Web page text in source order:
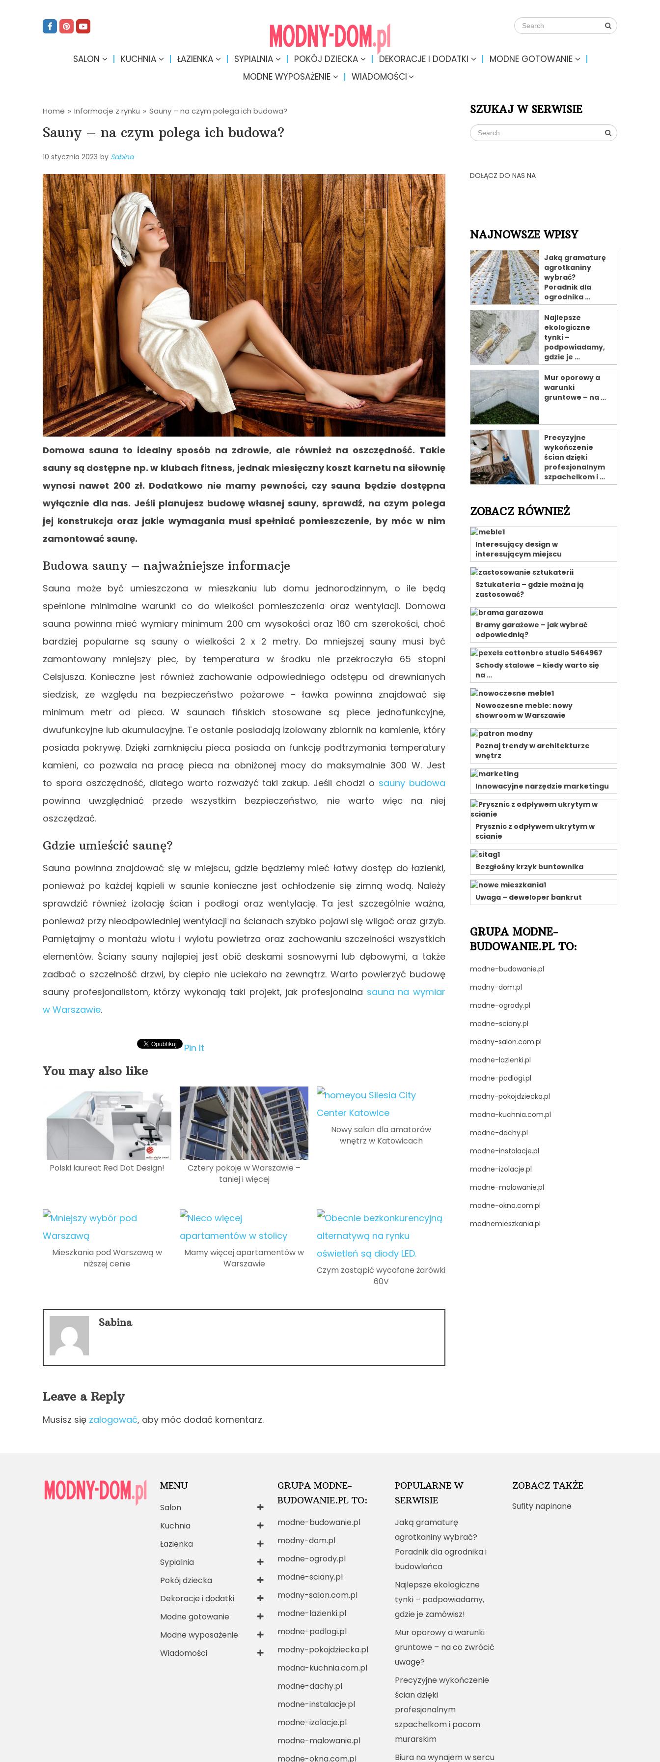
SALON KUCHNIA ŁAZIENKA SYPIALNIA POKÓJ DZIECKA DEKORACJE I DODATKI
MODNE GOTOWANIE
MODNE WYPOSAŻENIE
WIADOMOŚCI
Home » Informacje z rynku » Sauny – na czym polega ich budowa?
Sauny – na czym polega ich budowa?
10 stycznia 2023 by Sabina
Domowa sauna to idealny sposób na zdrowie, ale również na oszczędność. Takie
sauny są dostępne np. w klubach fitness, jednak miesięczny koszt karnetu na siłownię
wynosi nawet 200 zł. Dodatkowo nie mamy pewności, czy sauna będzie dostępna
wyłącznie dla nas. Jeśli planujesz budowę własnej sauny, sprawdź, na czym polega
jej konstrukcja oraz jakie wymagania musi spełniać pomieszczenie, by móc w nim
zamontować saunę.
Budowa sauny – najważniejsze informacje
Sauna może być umieszczona w mieszkaniu lub domu jednorodzinnym, o ile będą
spełnione minimalne warunki co do wielkości pomieszczenia oraz wentylacji. Domowa
sauna powinna mieć wymiary minimum 200 cm wysokości oraz 160 cm szerokości, choć
bardziej popularne są sauny o wielkości 2 x 2 metry. Do mniejszej sauny musi być
zamontowany mniejszy piec, by temperatura w środku nie przekroczyła 65 stopni
Celsjusza. Konieczne jest również zachowanie odpowiedniego odstępu od drewnianych
siedzisk, ze względu na bezpieczeństwo pożarowe – ławka powinna znajdować się
minimum metr od pieca. W saunach fińskich stosowane są piece jednofunkcyjne,
dwufunkcyjne lub akumulacyjne. Te ostanie posiadają izolowany zbiornik na kamienie, który
posiada pokrywę. Dzięki zamknięciu pieca posiada on funkcję podtrzymania temperatury
kamieni, co pozwala na pracę pieca na obniżonej mocy do maksymalnie 300 W. Jest
to spora oszczędność, dlatego warto rozważyć taki zakup. Jeśli chodzi o sauny budowa
powinna uwzględniać przede wszystkim bezpieczeństwo, nie warto więc na niej
oszczędzać.
Gdzie umieścić saunę?
Sauna powinna znajdować się w miejscu, gdzie będziemy mieć łatwy dostęp do łazienki,
ponieważ po każdej kąpieli w saunie konieczne jest ochłodzenie się zimną wodą. Należy
sprawdzić również izolację ścian i podłogi oraz wentylację. Ta jest szczególnie ważna,
ponieważ przy nieodpowiedniej wentylacji na ścianach szybko pojawi się wilgoć oraz grzyb.
Pamiętajmy o montażu wlotu i wylotu powietrza oraz zachowaniu szczelności wszystkich
elementów. Ściany sauny najlepiej jest obić deskami sosnowymi lub dębowymi, a także
zadbać o szczelność drzwi, by ciepło nie uciekało na zewnątrz. Warto powierzyć budowę
sauny profesjonalistom, którzy wykonają taki projekt, jak profesjonalna sauna na wymiar
w Warszawie.
Pin It
You may also like
Polski laureat Red Dot Design!
Cztery pokoje w Warszawie –
taniej i więcej
Nowy salon dla amatorów
wnętrz w Katowicach
Mieszkania pod Warszawą w
niższej cenie
Mamy więcej apartamentów w
Warszawie
Czym zastąpić wycofane żarówki
60V
Sabina
Leave a Reply
Musisz się zalogować, aby móc dodać komentarz.
SZUKAJ W SERWISIE
DOŁĄCZ DO NAS NA
NAJNOWSZE WPISY
Jaką gramaturę
agrotkaniny
wybrać?
Poradnik dla
ogrodnika …
Najlepsze
ekologiczne
tynki –
podpowiadamy,
gdzie je …
Mur oporowy a
warunki
gruntowe – na …
Precyzyjne
wykończenie
ścian dzięki
profesjonalnym
szpachelkom i …
ZOBACZ RÓWNIEŻ
Interesujący design w
interesującym miejscu
Sztukateria – gdzie można ją
zastosować?
Bramy garażowe – jak wybrać
odpowiednią?
Schody stalowe – kiedy warto się
na …
Nowoczesne meble: nowy
showroom w Warszawie
Poznaj trendy w architekturze
wnętrz
Innowacyjne narzędzie marketingu
Prysznic z odpływem ukrytym w
scianie
Bezgłośny krzyk buntownika
Uwaga – deweloper bankrut
GRUPA MODNE-
BUDOWANIE.PL TO:
modne-budowanie.pl
modny-dom.pl
modne-ogrody.pl
modne-sciany.pl
modny-salon.com.pl
modne-lazienki.pl
modne-podlogi.pl
modny-pokojdziecka.pl
modna-kuchnia.com.pl
modne-dachy.pl
modne-instalacje.pl
modne-izolacje.pl
modne-malowanie.pl
modne-okna.com.pl
modnemieszkania.pl
MENU
Salon
Kuchnia
Łazienka
Sypialnia
Pokój dziecka
Dekoracje i dodatki
Modne gotowanie
Modne wyposażenie
Wiadomości
GRUPA MODNE-
BUDOWANIE.PL TO:
modne-budowanie.pl
modny-dom.pl
modne-ogrody.pl
modne-sciany.pl
modny-salon.com.pl
modne-lazienki.pl
modne-podlogi.pl
modny-pokojdziecka.pl
modna-kuchnia.com.pl
modne-dachy.pl
modne-instalacje.pl
modne-izolacje.pl
modne-malowanie.pl
modne-okna.com.pl
POPULARNE W
SERWISIE
Jaką gramaturę
agrotkaniny wybrać?
Poradnik dla ogrodnika i
budowlańca
Najlepsze ekologiczne
tynki – podpowiadamy,
gdzie je zamówisz!
Mur oporowy a warunki
gruntowe – na co zwrócić
uwagę?
Precyzyjne wykończenie
ścian dzięki
profesjonalnym
szpachelkom i pacom
murarskim
Biura na wynajem w sercu
ZOBACZ TAKŻE
Sufity napinane